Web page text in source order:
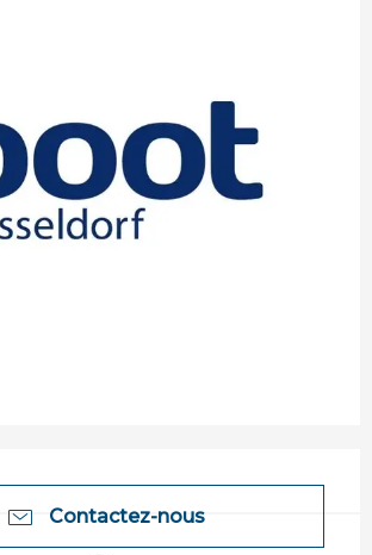
et coordonnées
Contactez-nous